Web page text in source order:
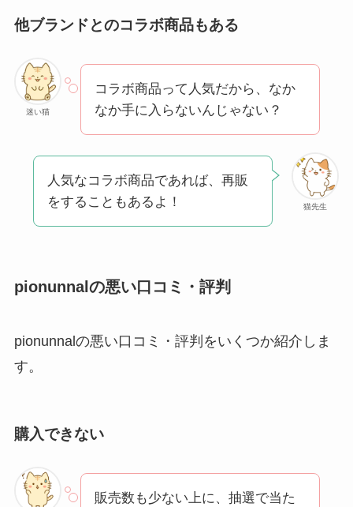
他ブランドとのコラボ商品もある
迷い猫
コラボ商品って人気だから、なか
なか手に入らないんじゃない？
猫先生
人気なコラボ商品であれば、再販
をすることもあるよ！
pionunnalの悪い口コミ・評判
pionunnalの悪い口コミ・評判をいくつか紹介しま
す。
購入できない
販売数も少ない上に、抽選で当た